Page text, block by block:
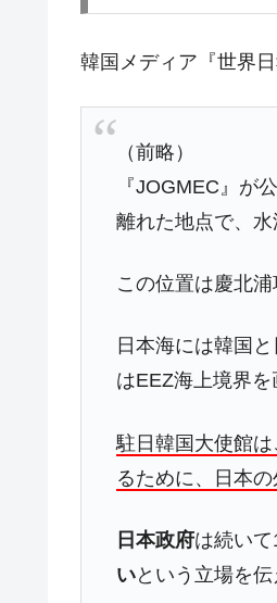
韓国メディア『世界
（前略）
『JOGMEC』が
離れた地点で、水
この位置は慶北
日本海には韓国
はEEZ海上境界を
駐日韓国大使館
るために、日本
日本政府は続い
いという立場を伝